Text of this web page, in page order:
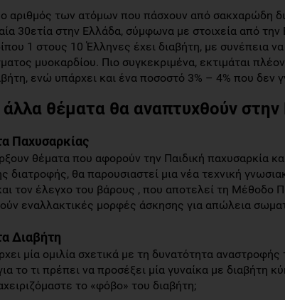
αριθμός των ατόμων που πάσχουν από σακχαρώδη
30ετία στην Ελλάδα, σύμφωνα με στοιχεία από
1 στους 10 Έλληνες έχει διαβήτη, με συνέπεια
μυοκαρδίου. Πιο συγκεκριμένα, εκτιμάται
ενώ υπάρχει και ένα ποσοστό 3% – 4% που δεν
άλλα θέματα θα αναπτυχθούν στην
Παχυσαρκίας
θέματα που αφορούν την Παιδική παχυσαρκία
διατροφής, θα παρουσιαστεί μια νέα τεχνική
τον έλεγχο του βάρους , που αποτελεί τη Μέθοδο
εναλλακτικές μορφές άσκησης για απώλεια
Διαβήτη
μία ομιλία σχετικά με τη δυνατότητα
το τι πρέπει να προσέξει μία γυναίκα με διαβήτη
το «φόβο» του διαβήτη;